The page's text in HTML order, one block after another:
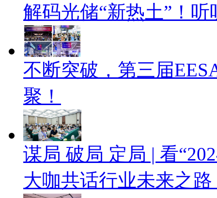
解码光储“新热土”！
不断突破，第三届
聚！
谋局 破局 定局 | 看
大咖共话行业未来之路